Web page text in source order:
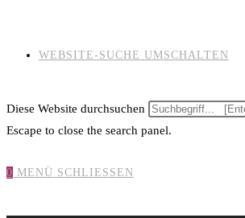
WEBSITE-SUCHE UMSCHALTEN
Diese Website durchsuchen
Escape to close the search panel.
0 MENÜ SCHLIESSEN